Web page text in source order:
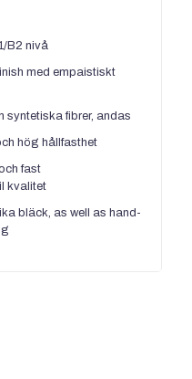
B2 nivå
med empaistiskt
syntetiska fibrer, andas
hög hållfasthet
fast
kvalitet
bläck, as well as hand-